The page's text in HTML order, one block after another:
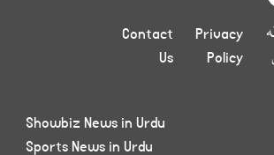
Privacy
Policy
Contact
Us
Showbiz News in Urdu
Sports News in Urdu